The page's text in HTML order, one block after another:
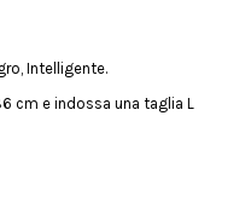
Intelligente.
cm e indossa una taglia L